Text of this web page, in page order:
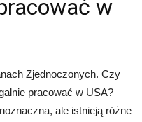
w
Zjednoczonych. Czy
pracować w USA?
ale istnieją różne